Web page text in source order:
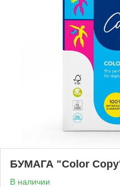
БУМАГА "Color
В наличии